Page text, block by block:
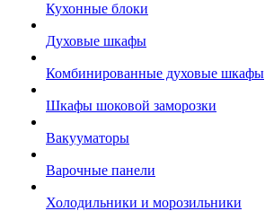
Кухонные блоки
Духовые шкафы
Комбинированные духовые шкафы
Шкафы шоковой заморозки
Вакууматоры
Варочные панели
Холодильники и морозильники